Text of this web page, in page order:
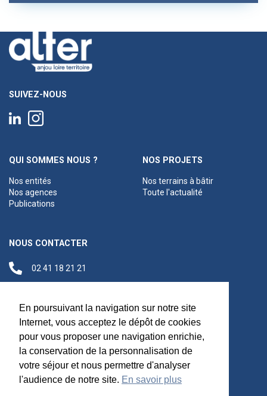
En poursuivant la navigation sur notre site
Internet, vous acceptez le dépôt de cookies
pour vous proposer une navigation enrichie,
la conservation de la personnalisation de
votre séjour et nous permettre d'analyser
l'audience de notre site. En savoir plus
SUIVEZ-NOUS
QUI SOMMES NOUS ?
Nos entités
Nos agences
Publications
NOS PROJETS
Nos terrains à bâtir
Toute l'actualité
NOUS CONTACTER
02 41 18 21 21
Siège social
Maréchal Foch,
49100 Angers